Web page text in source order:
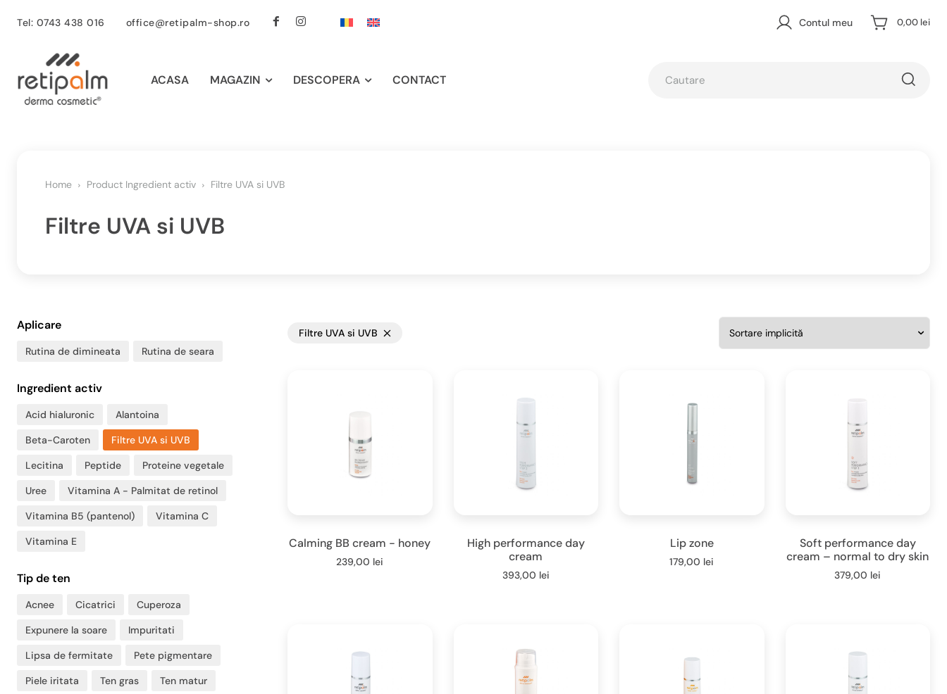
Tel: 0743 438 016 office@retipalm-shop.ro Contul meu 0,00 lei
ACASA MAGAZIN DESCOPERA CONTACT
Home Product Ingredient activ Filtre UVA si UVB
Filtre UVA si UVB
Aplicare
Rutina de dimineata Rutina de seara
Ingredient activ
Acid hialuronic
Alantoina
Beta-Caroten
Filtre UVA si UVB
Lecitina
Peptide
Proteine vegetale
Uree
Vitamina A - Palmitat de retinol
Vitamina B5 (pantenol)
Vitamina C
Vitamina E
Tip de ten
Acnee Cicatrici
Cuperoza
Expunere la soare
Impuritati
Lipsa de fermitate
Pete pigmentare
Piele iritata
Ten gras
Ten matur
Filtre UVA si UVB
Calming BB cream - honey
239,00 lei
High performance day
cream
393,00 lei
Lip zone
179,00 lei
Soft performance day
cream – normal to dry skin
379,00 lei